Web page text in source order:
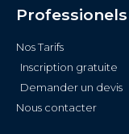
Professionels
Nos Tarifs
Inscription gratuite
Demander un devis
Nous contacter